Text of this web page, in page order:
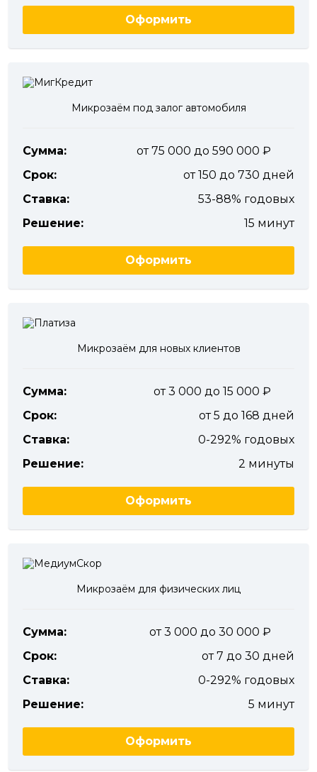
Оформить
Микрозаём под залог автомобиля
Сумма:
от 75 000 до 590 000
Срок:
от 150 до 730 дней
Ставка:
53-88% годовых
Решение:
15 минут
Оформить
Микрозаём для новых клиентов
Сумма:
от 3 000 до 15 000
Срок:
от 5 до 168 дней
Ставка:
0-292% годовых
Решение:
2 минуты
Оформить
Микрозаём для физических лиц
Сумма:
от 3 000 до 30 000
Срок:
от 7 до 30 дней
Ставка:
0-292% годовых
Решение:
5 минут
Оформить